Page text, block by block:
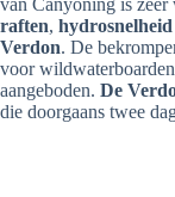
raften, hydrosnelheid
Verdon. De
voor
aangeboden. De
die doorgaans twee